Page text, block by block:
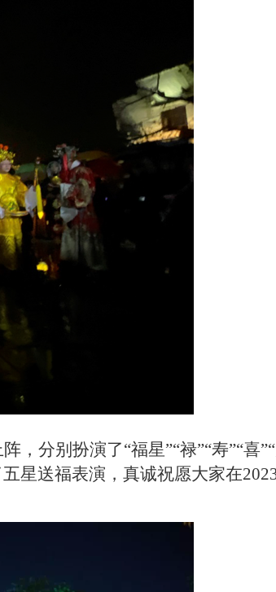
分别扮演了“福星”“禄”“寿”“喜
星送福表演，真诚祝愿大家在